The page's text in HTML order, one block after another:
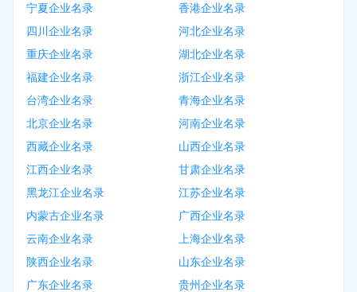
宁夏企业名录
香港企业名录
四川企业名录
河北企业名录
重庆企业名录
湖北企业名录
福建企业名录
浙江企业名录
台湾企业名录
青海企业名录
北京企业名录
河南企业名录
西藏企业名录
山西企业名录
江西企业名录
甘肃企业名录
黑龙江企业名录
江苏企业名录
内蒙古企业名录
广西企业名录
云南企业名录
上海企业名录
陕西企业名录
山东企业名录
广东企业名录
贵州企业名录